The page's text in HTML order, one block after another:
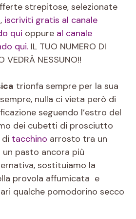
strepitose, selezionate
iscriviti gratis al canale
qui oppure al canale
qui. IL TUO NUMERO DI
VEDRÀ NESSUNO!!
trionfa sempre per la sua
nulla ci vieta però di
seguendo l’estro del
dei cubetti di prosciutto
tacchino arrosto tra un
un pasto ancora più
sostituiamo la
provola affumicata e
qualche pomodorino secco